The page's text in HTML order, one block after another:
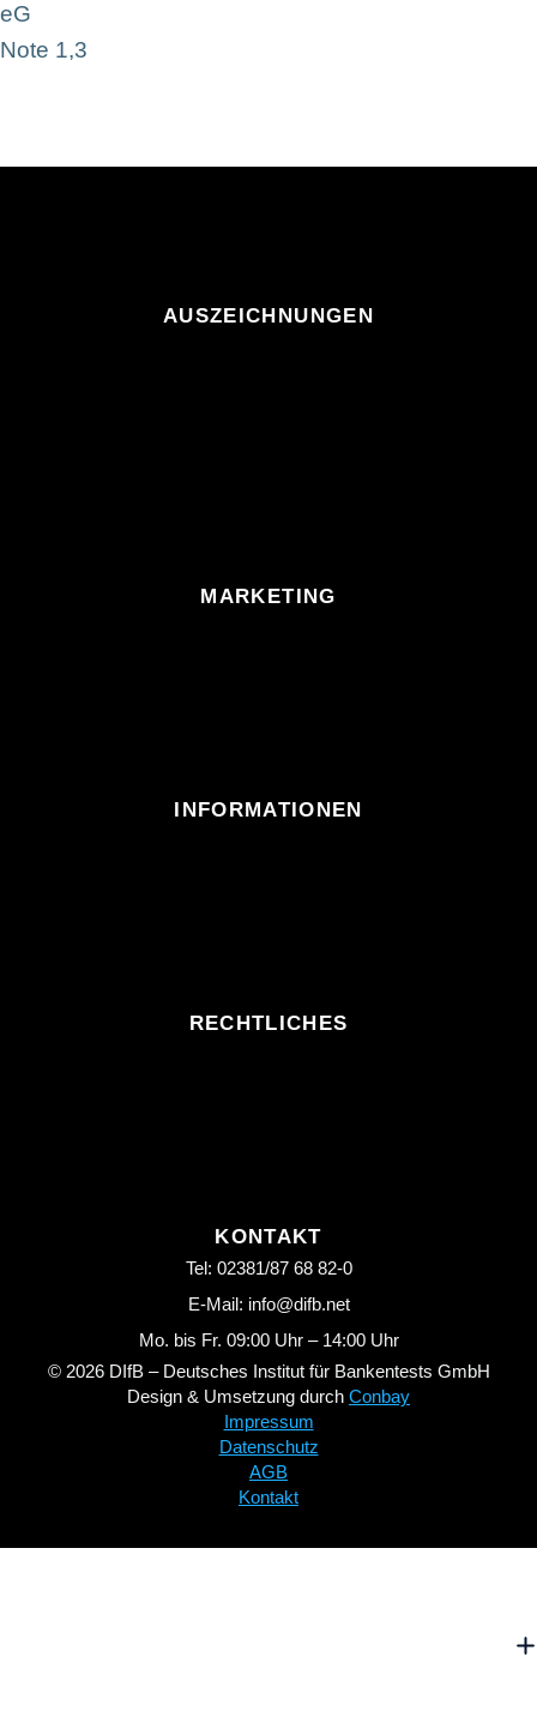
eG
Note 1,3
AUSZEICHNUNGEN
MARKETING
INFORMATIONEN
RECHTLICHES
KONTAKT
Tel: 02381/87 68 82-0
E-Mail: info@difb.net
Mo. bis Fr. 09:00 Uhr – 14:00 Uhr
© 2026 DIfB – Deutsches Institut für Bankentests GmbH
Design & Umsetzung durch Conbay
Impressum
Datenschutz
AGB
Kontakt